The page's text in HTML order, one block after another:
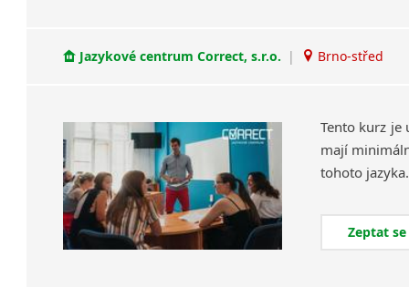
Jazykové centrum Correct, s.r.o. | Brno-střed
Tento kurz je
mají
tohoto jazyka.
Zeptat